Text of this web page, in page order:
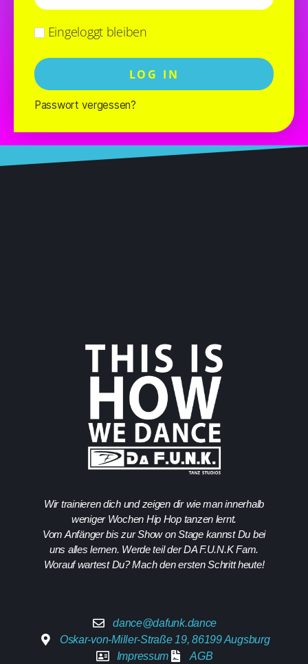
Eingeloggt bleiben
LOG IN
Passwort vergessen?
Wir trainieren dich und zeigen dir wie man innerhalb
weniger Wochen Hip Hop tanzen lernt.
Vom Anfänger bis zur Show on Stage kannst Du bei
uns alles lernen. Werde teil der DA F.U.N.K Fam.
Worauf wartest Du? Mach den ersten Schritt heute!
dance@dafunk.dance
Oskar-von-Miller-Straße 19, 86199 Augsburg
Impressum
AGB